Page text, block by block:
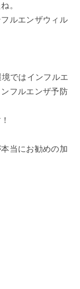
。
ルエンザウィル
ではインフルエ
フルエンザ予防
当にお勧めの加